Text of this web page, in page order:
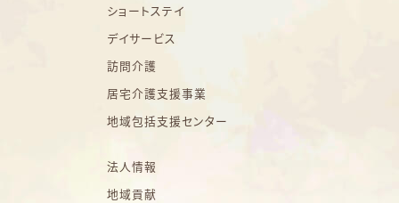
ショートステイ
デイサービス
訪問介護
居宅介護支援事業
地域包括支援センター
法人情報
地域貢献